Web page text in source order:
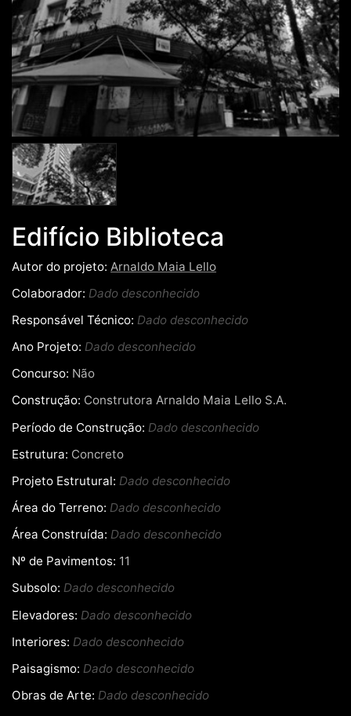
Edifício Biblioteca
Autor do projeto: Arnaldo Maia Lello
Colaborador: Dado desconhecido
Responsável Técnico: Dado desconhecido
Ano Projeto: Dado desconhecido
Concurso: Não
Construção: Construtora Arnaldo Maia Lello S.A.
Período de Construção: Dado desconhecido
Estrutura: Concreto
Projeto Estrutural: Dado desconhecido
Área do Terreno: Dado desconhecido
Área Construída: Dado desconhecido
Nº de Pavimentos: 11
Subsolo: Dado desconhecido
Elevadores: Dado desconhecido
Interiores: Dado desconhecido
Paisagismo: Dado desconhecido
Obras de Arte: Dado desconhecido